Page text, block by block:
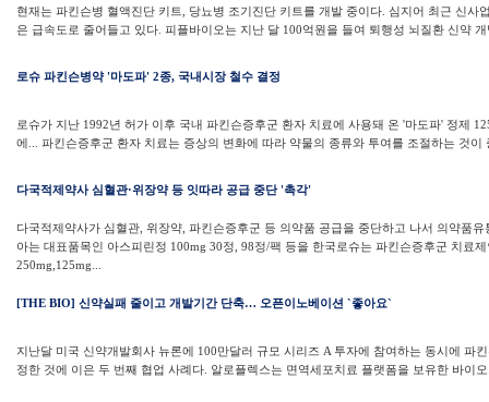
현재는 파킨슨병 혈액진단 키트, 당뇨병 조기진단 키트를 개발 중이다. 심지어 최근 신사
은 급속도로 줄어들고 있다. 피플바이오는 지난 달 100억원을 들여 퇴행성 뇌질환 신약
로슈 파킨슨병약 '마도파' 2종, 국내시장 철수 결정
로슈가 지난 1992년 허가 이후 국내 파킨슨증후군 환자 치료에 사용돼 온 '마도파' 정제
에... 파킨슨증후군 환자 치료는 증상의 변화에 따라 약물의 종류와 투여를 조절하는 것이
다국적제약사 심혈관·위장약 등 잇따라 공급 중단 '촉각'
다국적제약사가 심혈관, 위장약, 파킨슨증후군 등 의약품 공급을 중단하고 나서 의약품
아는 대표품목인 아스피린정 100mg 30정, 98정/팩 등을 한국로슈는 파킨슨증후군 치료
250mg,125mg...
[THE BIO] 신약실패 줄이고 개발기간 단축… 오픈이노베이션 `좋아요`
지난달 미국 신약개발회사 뉴론에 100만달러 규모 시리즈 A 투자에 참여하는 동시에 파
정한 것에 이은 두 번째 협업 사례다. 알로플렉스는 면역세포치료 플랫폼을 보유한 바이